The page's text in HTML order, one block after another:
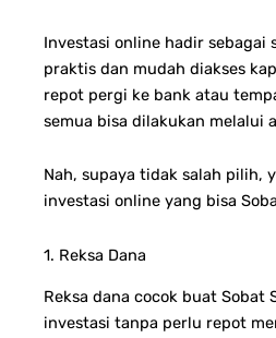
Investasi online hadir sebagai
praktis dan mudah diakses
repot pergi ke bank atau
semua bisa dilakukan melalui
Nah, supaya tidak salah pilih,
investasi online yang bisa
1. Reksa Dana
Reksa dana cocok buat Sobat
investasi tanpa perlu repot